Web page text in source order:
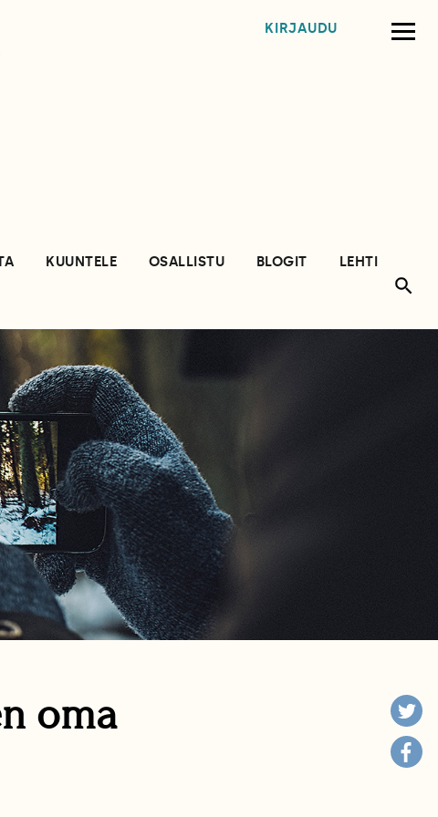
KIRJAUDU
KUUNTELE OSALLISTU BLOGIT
LEHTI
oma